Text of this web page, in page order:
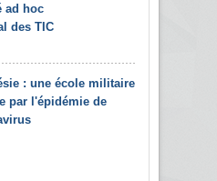
ad hoc
des TIC
: une école militaire
par l'épidémie de